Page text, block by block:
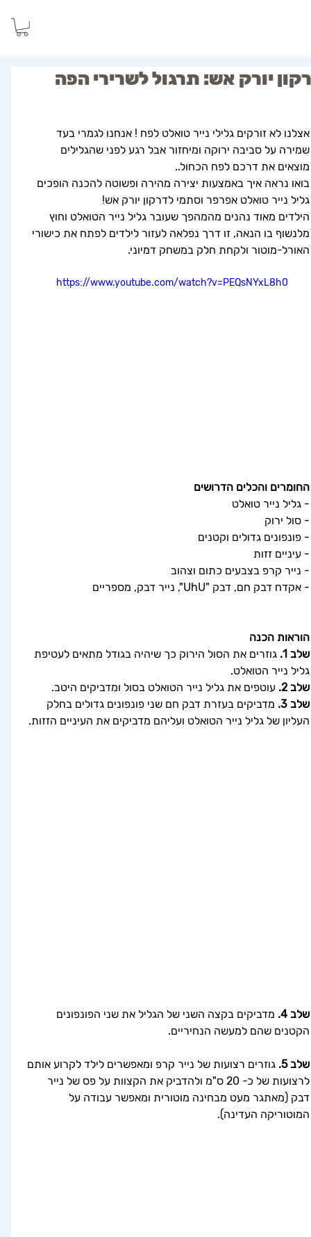
יורק אש: תרגול לשרירי הפה
אצלנו לא זורקים גלילי נייר טואלט לפח ! אנחנו לגמרי בעד
שמירה על סביבה ירוקה ומיחזור אבל רגע לפני שהגלילים
מוצאים את דרכם לפח הכחול..
בואו נראה איך באמצעות יצירה מהירה ופשוטה להכנה הופכים
גליל נייר טואלט אפרפר וסתמי לדרקון יורק אש!
הילדים מאוד נהנים מהמהפך שעובר גליל נייר הטואלט וחוץ
מלנשוף בו הנאה, זו דרך נפלאה לעזור לילדים לפתח את כישורי
האורל-מוטור ולקחת חלק במשחק דמיוני.
https://www.youtube.com/watch?v=PEQsNYxL8h0
החומרים והכלים הדרושים
- גליל נייר טואלט
- סול ירוק
- פונפונים גדולים וקטנים
- עיניים זזות
- נייר קרפ בצבעים כתום וצהוב
- אקדח דבק חם, דבק "UhU", נייר דבק, מספריים
הוראות הכנה
שלב 1.
גוזרים את הסול הירוק כך שיהיה בגודל מתאים לעטיפת
גליל נייר הטואלט.
שלב 2.
עוטפים את גליל נייר הטואלט בסול ומדביקים היטב.
שלב 3.
מדביקים בעזרת דבק חם שני פונפונים גדולים בחלק
העליון של גליל נייר הטואלט ועליהם מדביקים את העיניים הזזות.
שלב 4.
מדביקים בקצה השני של הגליל את שני הפונפונים
הקטנים שהם למעשה הנחיריים.
שלב 5.
גוזרים רצועות של נייר קרפ ומאפשרים לילד לקרוע אותם
לרצועות של כ- 20 ס"מ ולהדביק את הקצוות על פס של נייר
דבק (מאתגר מעט מבחינה מוטורית ומאפשר עבודה על
המוטוריקה העדינה).